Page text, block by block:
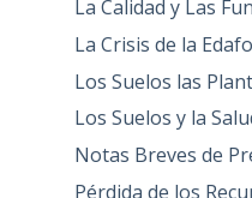
La Calidad y Las
La Crisis de la
Los Suelos las
Los Suelos y la
Notas Breves de
Pérdida de los